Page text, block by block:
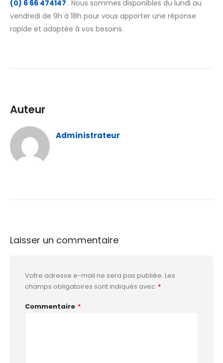
(0) 6 66 474147 . Nous sommes disponibles du lundi au
vendredi de 9h à 18h pour vous apporter une réponse
rapide et adaptée à vos besoins.
Auteur
Administrateur
Laisser un commentaire
Votre adresse e-mail ne sera pas publiée. Les
champs obligatoires sont indiqués avec *
Commentaire *